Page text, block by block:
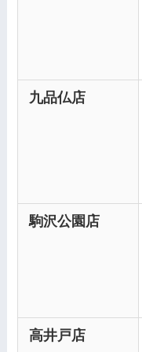
九品仏店
駒沢公園店
高井戸店